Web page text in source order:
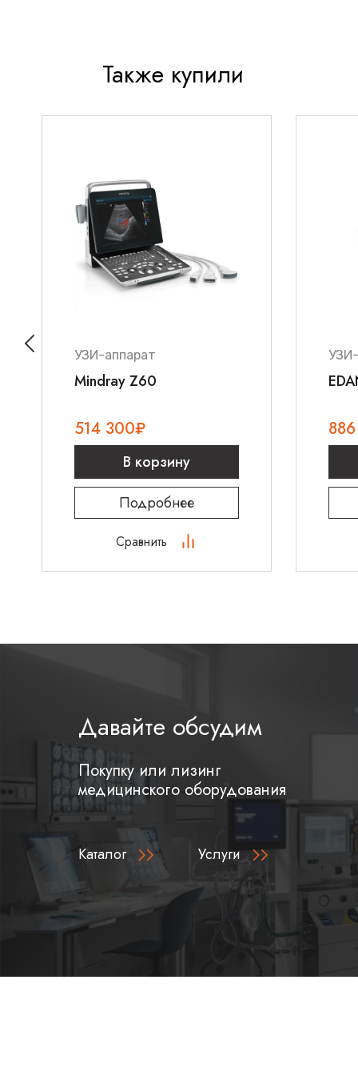
Также купили
УЗИ-аппарат
Mindray Z60
514 300₽
В корзину
Подробнее
Сравнить
Давайте обсудим
Покупку или лизинг
медицинского оборудования
Каталог
Услуги